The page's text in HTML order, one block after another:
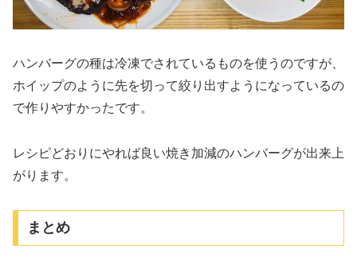
ハンバーグの種は冷凍でされているものを使うのですが、
ホイップのように先を切って絞り出すようになっているの
で作りやすかったです。
レシピどおりにやれば良い焼き加減のハンバーグが出来上
がります。
まとめ